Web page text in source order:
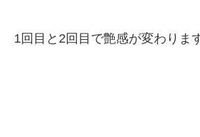
1回目と2回目で艶感が変わりま